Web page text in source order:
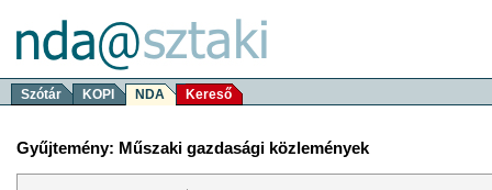
Szótár KOPI NDA Kereső
Gyűjtemény: Műszaki gazdasági közlemények